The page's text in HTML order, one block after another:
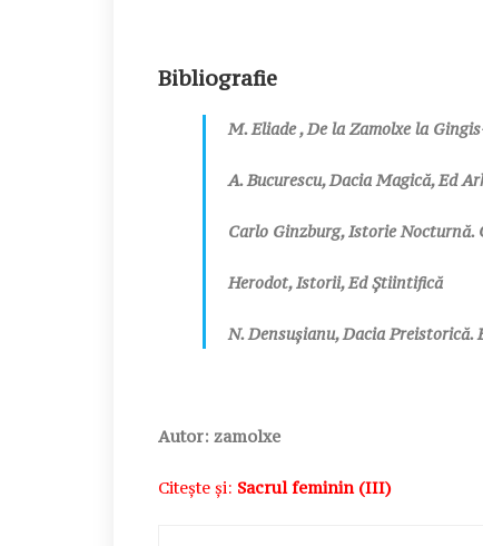
Bibliografie
M. Eliade , De la Zamolxe la
A. Bucurescu, Dacia Magică, Ed
Carlo Ginzburg, Istorie Nocturnă.
Herodot, Istorii, Ed Ştiintifică
N. Densuşianu, Dacia Preistorică.
Autor: zamolxe
Citește și: Sacrul feminin (III)